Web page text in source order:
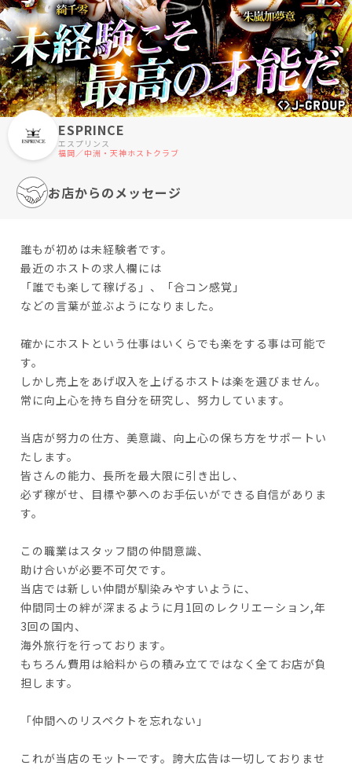
ESPRINCE
エスプリンス
福岡／中洲・天神ホストクラブ
お店からのメッセージ
誰もが初めは未経験者です。
最近のホストの求人欄には
「誰でも楽して稼げる」、「合コン感覚」
などの言葉が並ぶようになりました。
確かにホストという仕事はいくらでも楽をする事は可能で
す。
しかし売上をあげ収入を上げるホストは楽を選びません。
常に向上心を持ち自分を研究し、努力しています。
当店が努力の仕方、美意識、向上心の保ち方をサポートい
たします。
皆さんの能力、長所を最大限に引き出し、
必ず稼がせ、目標や夢へのお手伝いができる自信がありま
す。
この職業はスタッフ間の仲間意識、
助け合いが必要不可欠です。
当店では新しい仲間が馴染みやすいように、
仲間同士の絆が深まるように月1回のレクリエーション,年
3回の国内、
海外旅行を行っております。
もちろん費用は給料からの積み立てではなく全てお店が負
担します。
「仲間へのリスペクトを忘れない」
これが当店のモットーです。誇大広告は一切しておりませ